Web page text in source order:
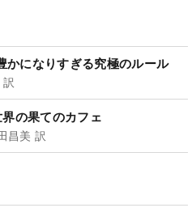
になりすぎる究極のルール
の果てのカフェ
昌美 訳